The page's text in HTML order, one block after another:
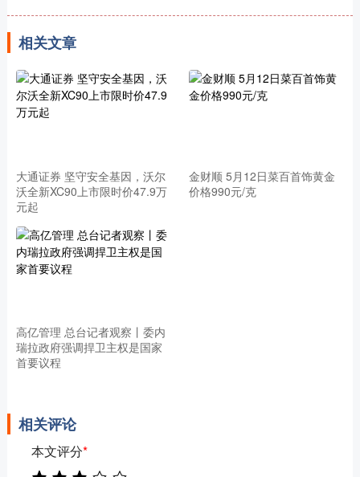
相关文章
大通证券 坚守安全基因，沃尔
沃全新XC90上市限时价47.9万
元起
金财顺 5月12日菜百首饰黄金
价格990元/克
高亿管理 总台记者观察丨委内
瑞拉政府强调捍卫主权是国家
首要议程
相关评论
本文评分*